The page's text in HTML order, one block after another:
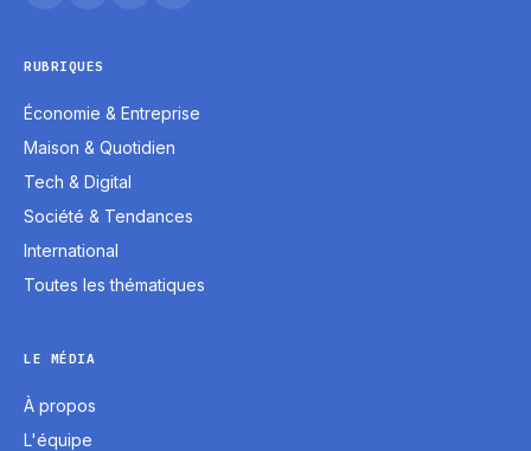
RUBRIQUES
Économie & Entreprise
Maison & Quotidien
Tech & Digital
Société & Tendances
International
Toutes les thématiques
LE MÉDIA
À propos
L'équipe